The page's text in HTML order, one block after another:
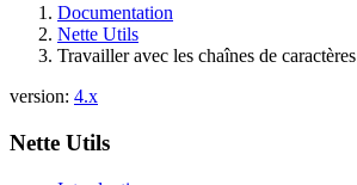
Documentation
Nette Utils
Travailler avec les chaînes de caractères
version: 4.x
Nette Utils